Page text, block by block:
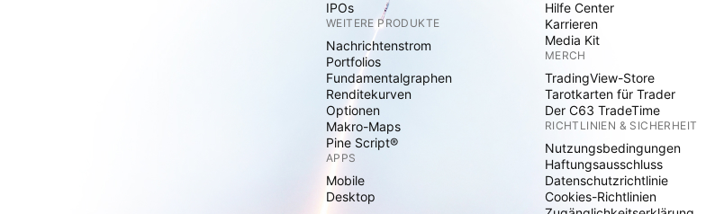
IPOs
WEITERE PRODUKTE
Nachrichtenstrom
Portfolios
Fundamentalgraphen
Renditekurven
Optionen
Makro-Maps
Pine Script®
APPS
Mobile
Desktop
Hilfe Center
Karrieren
Media Kit
MERCH
TradingView-Store
Tarotkarten für Trader
Der C63 TradeTime
RICHTLINIEN & SICHERHEIT
Nutzungsbedingungen
Haftungsausschluss
Datenschutzrichtlinie
Cookies-Richtlinien